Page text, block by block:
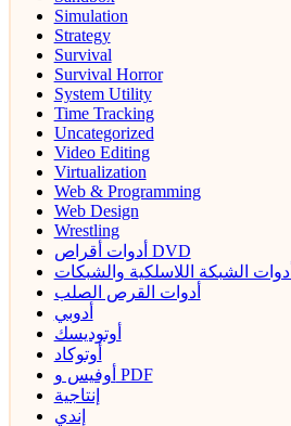
Simulation
Strategy
Survival
Survival Horror
System Utility
Time Tracking
Uncategorized
Video Editing
Virtualization
Web & Programming
Web Design
Wrestling
أدوات أقراص DVD
أدوات الشبكة اللاسلكية والشبكات
أدوات القرص الصلب
أدوبي
أوتوديسك
أوتوكاد
أوفيس و PDF
إنتاجية
إندي